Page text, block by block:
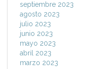
septiembre 2023
agosto 2023
julio 2023
junio 2023
mayo 2023
abril 2023
marzo 2023